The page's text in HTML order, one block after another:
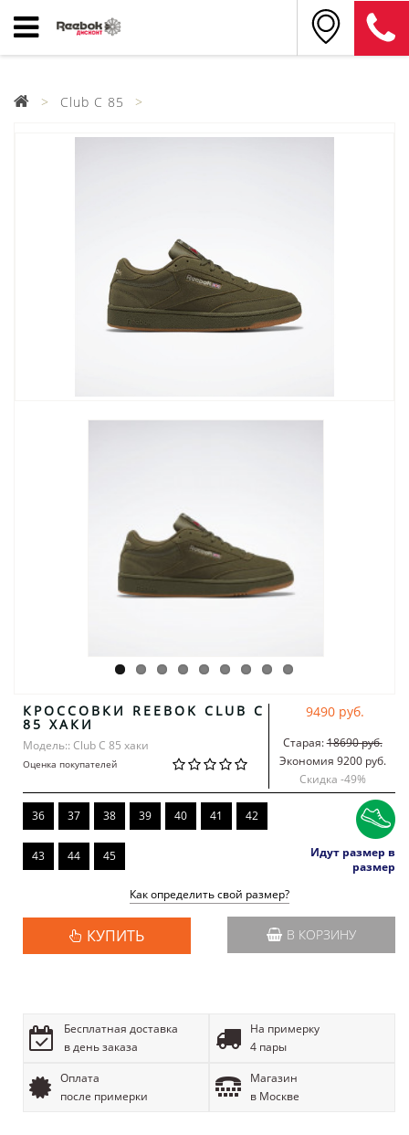
Club C 85
КРОССОВКИ REEBOK CLUB C
85 ХАКИ
Модель:: Club C 85 хаки
Оценка покупателей
9490 руб.
Старая:18690 руб.
Экономия 9200 руб.
Скидка -49%
36 37 38 39 40 41 42
43 44 45
Идут размер в
размер
Как определить свой размер?
КУПИТЬ В КОРЗИНУ
Бесплатная доставка
в день заказа
На примерку
4 пары
Оплата
после примерки
Магазин
в Москве